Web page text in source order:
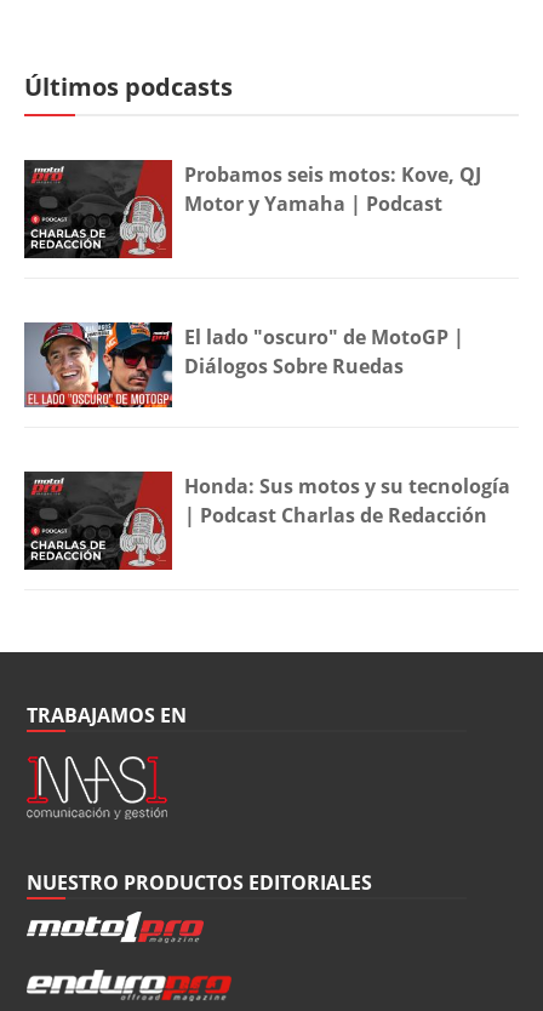
Últimos podcasts
Probamos seis motos: Kove, QJ
Motor y Yamaha | Podcast
El lado "oscuro" de MotoGP |
Diálogos Sobre Ruedas
Honda: Sus motos y su tecnología
| Podcast Charlas de Redacción
TRABAJAMOS EN
NUESTRO PRODUCTOS EDITORIALES